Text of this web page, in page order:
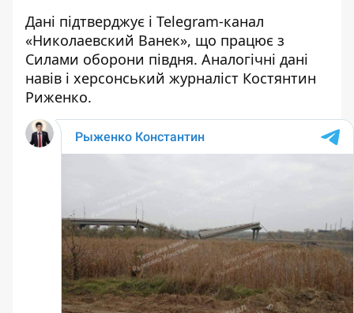
Дані підтверджує і Telegram-канал
«Николаевский Ванек», що працює з
Силами оборони півдня. Аналогічні дані
навів і херсонський журналіст Костянтин
Риженко.